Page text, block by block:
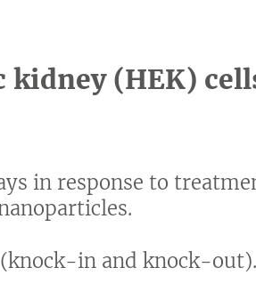
kidney (HEK)
in response to
in and knock-out).